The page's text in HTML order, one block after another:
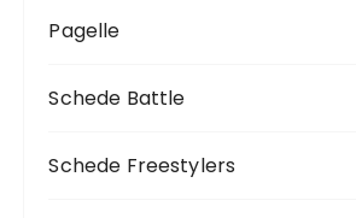
Pagelle
Schede Battle
Schede Freestylers